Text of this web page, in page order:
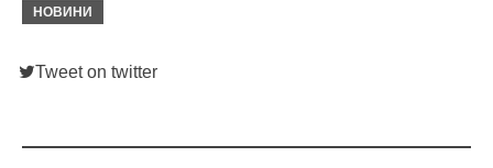
НОВИНИ
Tweet on twitter